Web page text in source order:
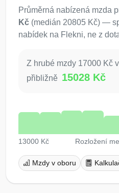
Průměrná nabízená mzda
Kč (medián 20805 Kč) —
nabídek na Flekni, ne z
Z hrubé mzdy 17000 Kč
přibližně 15028 Kč
13000 Kč Rozložení
Mzdy v oboru